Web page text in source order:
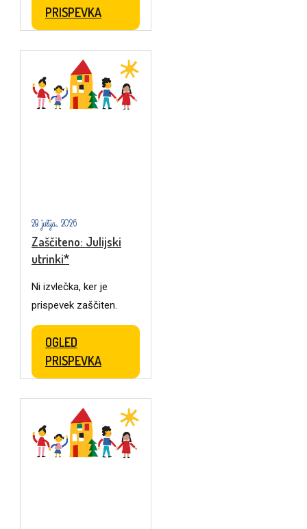
PRISPEVKA
28 julija, 2026
Zaščiteno: Julijski
utrinki*
Ni izvlečka, ker je
prispevek zaščiten.
OGLED
PRISPEVKA